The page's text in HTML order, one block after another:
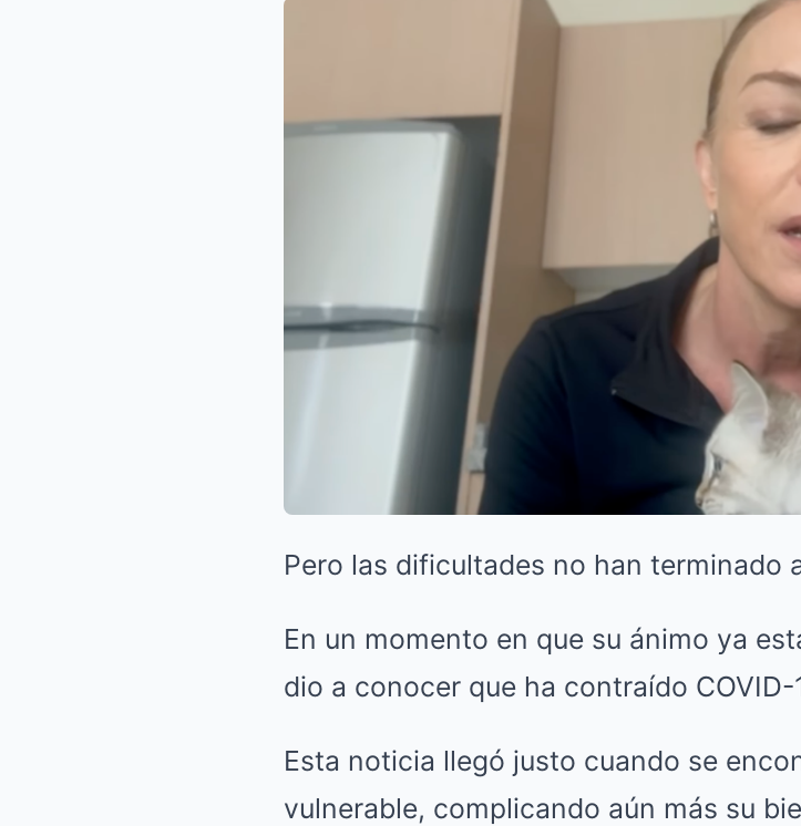
Pero las dificultades no han terminado
En un momento en que su ánimo ya
dio a conocer que ha contraído
Esta noticia llegó justo cuando se
vulnerable, complicando aún más su